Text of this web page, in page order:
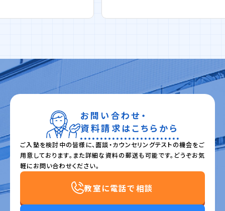
お問い合わせ・
資料請求はこちらから
ご入塾を検討中の皆様に、面談・カウンセリングテストの機会をご
用意しております。また詳細な資料の郵送も可能です。どうぞお気
軽にお問い合わせください。
教室に電話で相談